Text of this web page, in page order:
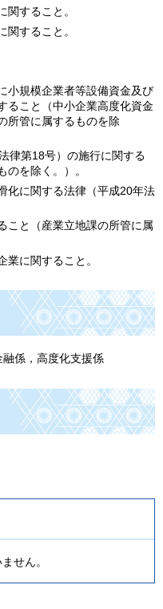
すること。
すること。
小規模企業者等設備資金及び
ること（中小企業高度化資金
所管に属するものを除
律第18号）の施行に関する
のを除く。）。
化に関する法律（平成20年法
こと（産業立地課の所管に属
に関すること。
係，高度化支援係
せん。